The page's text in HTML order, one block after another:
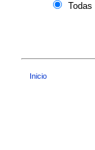
Todas
Inicio